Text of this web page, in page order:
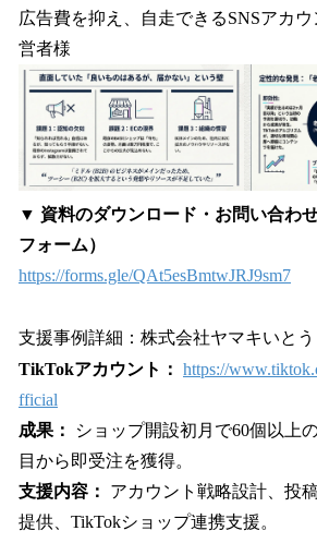
広告費を抑え、自走できるSNSアカ
営者様
▼ 資料のダウンロード・お問い合わ
フォーム）
https://forms.gle/QAt5esBmtwJRJ9sm7
支援事例詳細：株式会社ヤマキいとう
TikTokアカウント： https://
fficial
成果：
ショップ開設初月で60個以上
目から即受注を獲得。
支援内容：
アカウント戦略設計、投
提供、TikTokショップ連携支援。